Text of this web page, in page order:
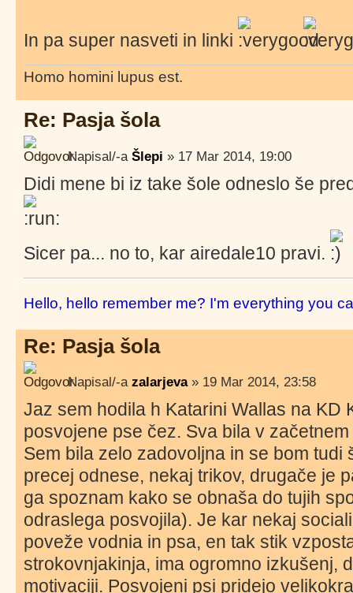
In pa super nasveti in linki
Homo homini lupus est.
Re: Pasja šola
Napisal/-a Šlepi » 17 Mar 2014, 19:00
Didi mene bi iz take šole odneslo še
Sicer pa... no to, kar airedale10 pravi.
Hello, hello remember me? I'm everything you
Re: Pasja šola
Napisal/-a zalarjeva» 19 Mar 2014, 23:58
Jaz sem hodila h Katarini Wallas na KD
posvojene pse čez. Sva bila v
Sem bila zelo zadovoljna in se bom tudi
precej odnese, nekaj trikov, drugače je
ga spoznam kako se obnaša do tujih
odraslega posvojila). Je kar nekaj
poveže vodnia in psa, en tak stik
strokovnjakinja, ima ogromno izkušenj,
motivaciji. Posvojeni psi pridejo